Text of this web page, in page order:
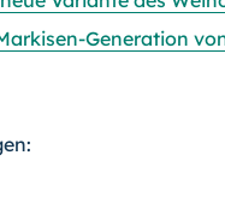
Generation